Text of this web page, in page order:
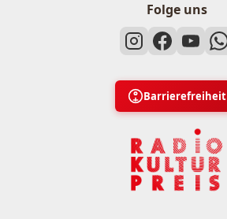
Folge uns
Barrierefreiheit